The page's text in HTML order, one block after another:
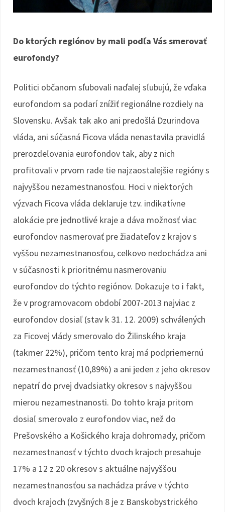
Do ktorých regiónov by mali podľa Vás smerovať
eurofondy?
Politici občanom sľubovali naďalej sľubujú, že vďaka
eurofondom sa podarí znížiť regionálne rozdiely na
Slovensku. Avšak tak ako ani predošlá Dzurindova
vláda, ani súčasná Ficova vláda nenastavila pravidlá
prerozdeľovania eurofondov tak, aby z nich
profitovali v prvom rade tie najzaostalejšie regióny s
najvyššou nezamestnanosťou. Hoci v niektorých
výzvach Ficova vláda deklaruje tzv. indikatívne
alokácie pre jednotlivé kraje a dáva možnosť viac
eurofondov nasmerovať pre žiadateľov z krajov s
vyššou nezamestnanosťou, celkovo nedochádza ani
v súčasnosti k prioritnému nasmerovaniu
eurofondov do týchto regiónov. Dokazuje to i fakt,
že v programovacom období 2007-2013 najviac z
eurofondov dosiaľ (stav k 31. 12. 2009) schválených
za Ficovej vlády smerovalo do Žilinského kraja
(takmer 22%), pričom tento kraj má podpriemernú
nezamestnanosť (10,89%) a ani jeden z jeho okresov
nepatrí do prvej dvadsiatky okresov s najvyššou
mierou nezamestnanosti. Do tohto kraja pritom
dosiaľ smerovalo z eurofondov viac, než do
Prešovského a Košického kraja dohromady, pričom
nezamestnanosť v týchto dvoch krajoch presahuje
17% a 12 z 20 okresov s aktuálne najvyššou
nezamestnanosťou sa nachádza práve v týchto
dvoch krajoch (zvyšných 8 je z Banskobystrického